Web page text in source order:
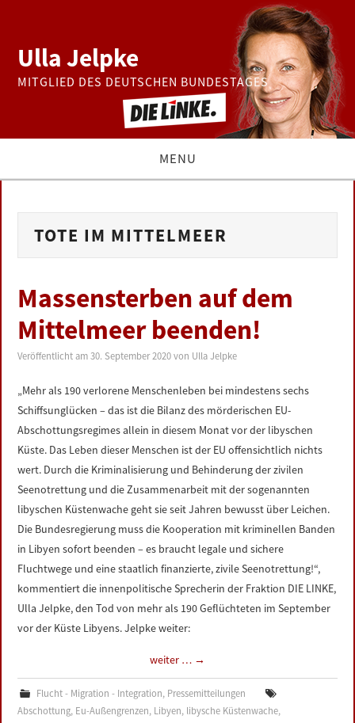
Ulla Jelpke
MITGLIED DES DEUTSCHEN BUNDESTAGES
MENU
BUNDESTAG
ZUR PERSON
DATENSCHUTZERKLÄRUNG
IMPRESSUM
TOTE IM MITTELMEER
Massensterben auf dem
Mittelmeer beenden!
Veröffentlicht am30. September 2020 von Ulla Jelpke
„Mehr als 190 verlorene Menschenleben bei mindestens sechs
Schiffsunglücken – das ist die Bilanz des mörderischen EU-
Abschottungsregimes allein in diesem Monat vor der libyschen
Küste. Das Leben dieser Menschen ist der EU offensichtlich nichts
wert. Durch die Kriminalisierung und Behinderung der zivilen
Seenotrettung und die Zusammenarbeit mit der sogenannten
libyschen Küstenwache geht sie seit Jahren bewusst über Leichen.
Die Bundesregierung muss die Kooperation mit kriminellen Banden
in Libyen sofort beenden – es braucht legale und sichere
Fluchtwege und eine staatlich finanzierte, zivile Seenotrettung!“,
kommentiert die innenpolitische Sprecherin der Fraktion DIE LINKE,
Ulla Jelpke, den Tod von mehr als 190 Geflüchteten im September
vor der Küste Libyens. Jelpke weiter:
weiter … →
Flucht - Migration - Integration, Pressemitteilungen
Abschottung, Eu-Außengrenzen, Libyen, libysche Küstenwache,